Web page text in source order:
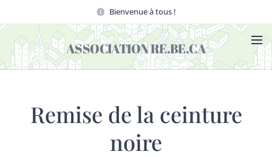
Bienvenue à tous !
ASSOCIATION RE.BE.CA
Remise de la ceinture
noire